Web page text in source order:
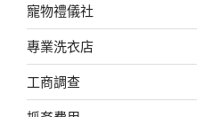
寵物禮儀社
專業洗衣店
工商調查